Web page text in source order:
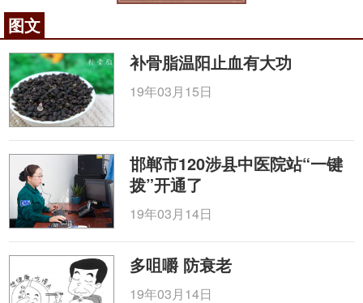
图文
补骨脂温阳止血有大功
19年03月15日
邯郸市120涉县中医院站“一键
拨”开通了
19年03月14日
多咀嚼 防衰老
19年03月14日